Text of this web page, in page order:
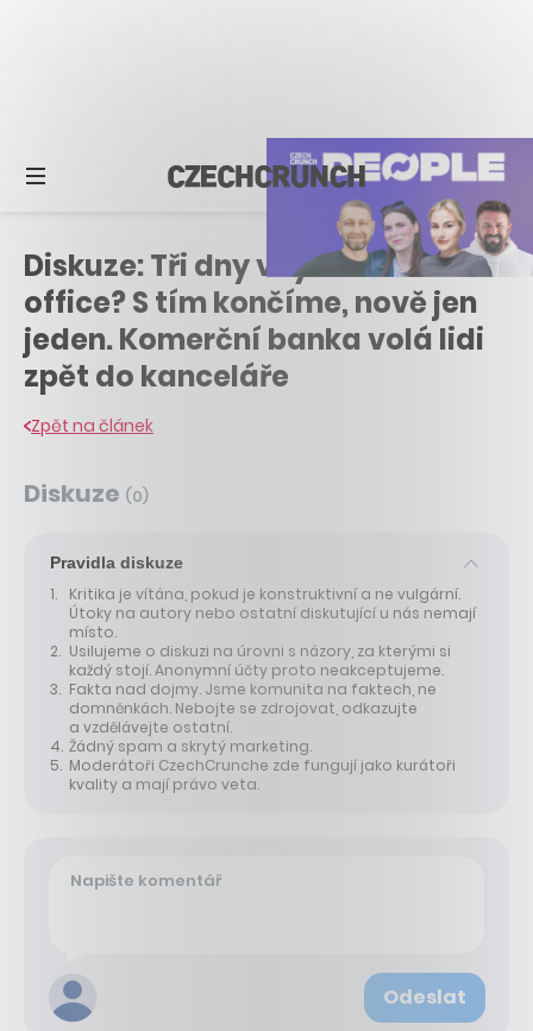
Diskuze: Tři dny v týdnu home
office? S tím končíme, nově jen
jeden. Komerční banka volá lidi
zpět do kanceláře
Zpět na článek
Diskuze (0)
Pravidla diskuze
Kritika je vítána, pokud je konstruktivní a ne vulgární.
Útoky na autory nebo ostatní diskutující u nás nemají
místo.
Usilujeme o diskuzi na úrovni s názory, za kterými si
každý stojí. Anonymní účty proto neakceptujeme.
Fakta nad dojmy. Jsme komunita na faktech, ne
domněnkách. Nebojte se zdrojovat, odkazujte
a vzdělávejte ostatní.
Žádný spam a skrytý marketing.
Moderátoři CzechCrunche zde fungují jako kurátoři
kvality a mají právo veta.
Odeslat